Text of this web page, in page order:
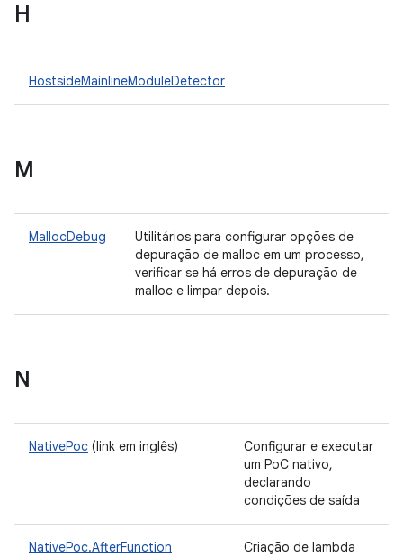
H
HostsideMainlineModuleDetector
M
MallocDebug
Utilitários para configurar opções de
depuração de malloc em um processo,
verificar se há erros de depuração de
malloc e limpar depois.
N
NativePoc (link em inglês)
Configurar e executar
um PoC nativo,
declarando
condições de saída
NativePoc.AfterFunction
Criação de lambda